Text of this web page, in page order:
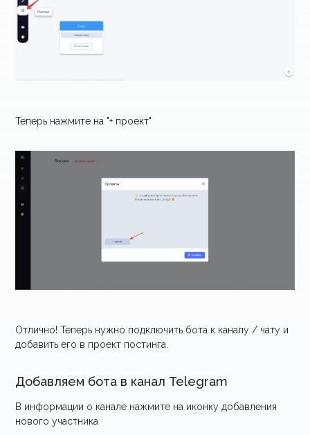
Теперь нажмите на "+ проект"
Отлично! Теперь нужно подключить бота к каналу / чату и
добавить его в проект постинга.
Добавляем бота в канал Telegram
В информации о канале нажмите на иконку добавления
нового участника